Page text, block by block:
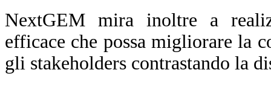
NextGEM mira inoltre a
efficace che possa migliorare la
gli stakeholders contrastando la